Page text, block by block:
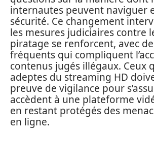
internautes peuvent naviguer
sécurité. Ce changement
les mesures judiciaires contre
piratage se renforcent, avec
fréquents qui compliquent
contenus jugés illégaux. Ceux
adeptes du streaming HD
preuve de vigilance pour
accèdent à une plateforme
en restant protégés des
en ligne.